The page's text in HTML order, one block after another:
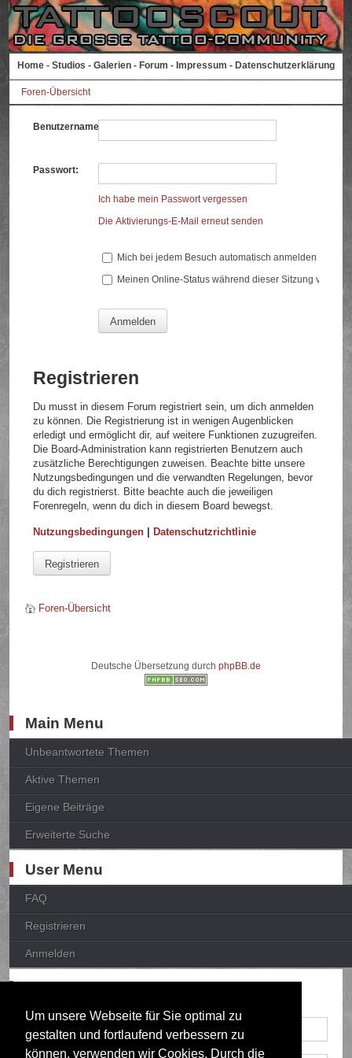
Um unsere Webseite für Sie optimal zu
gestalten und fortlaufend verbessern zu
können, verwenden wir Cookies. Durch die
Home - Studios - Galerien - Forum - Impressum - Datenschutzerklärung
Foren-Übersicht
Benutzername:
Passwort:
Ich habe mein Passwort vergessen
Die Aktivierungs-E-Mail erneut senden
Mich bei jedem Besuch automatisch anmelden
Meinen Online-Status während dieser Sitzung
Registrieren
Du musst in diesem Forum registriert sein, um dich anmelden
zu können. Die Registrierung ist in wenigen Augenblicken
erledigt und ermöglicht dir, auf weitere Funktionen zuzugreifen.
Die Board-Administration kann registrierten Benutzern auch
zusätzliche Berechtigungen zuweisen. Beachte bitte unsere
Nutzungsbedingungen und die verwandten Regelungen, bevor
du dich registrierst. Bitte beachte auch die jeweiligen
Forenregeln, wenn du dich in diesem Board bewegst.
Nutzungsbedingungen |Datenschutzrichtlinie
Registrieren
Foren-Übersicht
Deutsche Übersetzung durch phpBB.de
Main Menu
Unbeantwortete Themen
Aktive Themen
Eigene Beiträge
Erweiterte Suche
User Menu
FAQ
Registrieren
Anmelden